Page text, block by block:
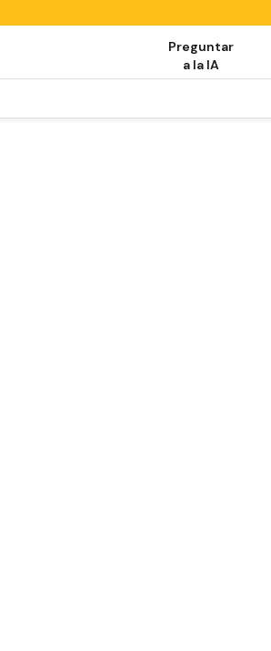
Preguntar
a la IA